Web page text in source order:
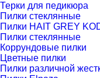
Терки для педикюра
Пилки стеклянные
Пилки HAIT GREY
Пилки стеклянные
Коррундовые пилки
Цветные пилки
Пилки различной